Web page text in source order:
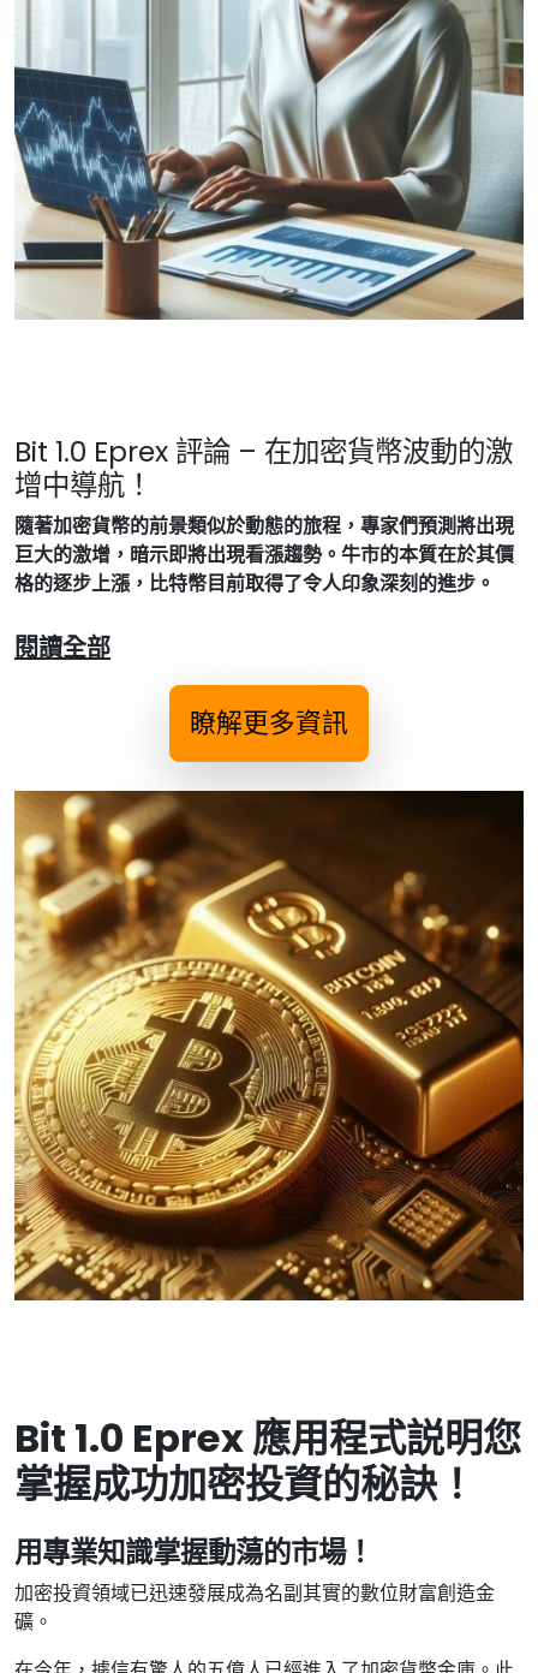
Bit 1.0 Eprex 評論 – 在加密貨幣波動的激
增中導航！
隨著加密貨幣的前景類似於動態的旅程，專家們預測將出現
巨大的激增，暗示即將出現看漲趨勢。牛市的本質在於其價
格的逐步上漲，比特幣目前取得了令人印象深刻的進步。
閱讀全部
瞭解更多資訊
Bit 1.0 Eprex 應用程式説明您
掌握成功加密投資的秘訣！
用專業知識掌握動蕩的市場！
加密投資領域已迅速發展成為名副其實的數位財富創造金
礦。